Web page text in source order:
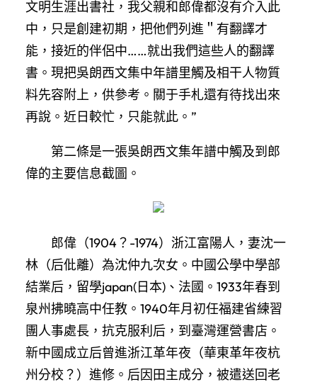
文明生涯出書社，我父親和郎偉都沒有介入此
中，只是創建初期，把他們列進＂有翻譯才
能，接近的伴侶中……就出我們這些人的翻譯
書。現把吳朗西文集中年譜里觸及相干人物質
料先容附上，供參考。關于手札還有待找出來
再說。近日較忙，只能就此。”
第二條是一張吳朗西文集年譜中觸及到郎
偉的主要信息截圖。
郎偉（1904？-1974）浙江富陽人，妻沈一
林（后仳離）為沈仲九次女。中國公學中學部
結業后，留學japan(日本)、法國。1933年春到
泉州拂曉高中任教。1940年月初任福建省練習
團人事處長，抗克服利后，到臺灣運營書店。
新中國成立后曾進浙江革年夜（華東革年夜杭
州分校？）進修。后因田主成分，被遣送回老